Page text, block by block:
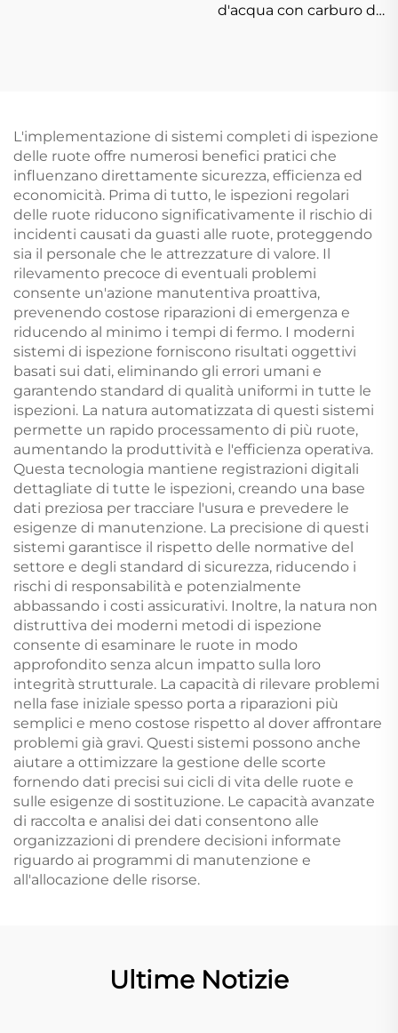
d'acqua con carburo di
L'implementazione di sistemi completi di ispezione
delle ruote offre numerosi benefici pratici che
influenzano direttamente sicurezza, efficienza ed
economicità. Prima di tutto, le ispezioni regolari
delle ruote riducono significativamente il rischio di
incidenti causati da guasti alle ruote, proteggendo
sia il personale che le attrezzature di valore. Il
rilevamento precoce di eventuali problemi
consente un'azione manutentiva proattiva,
prevenendo costose riparazioni di emergenza e
riducendo al minimo i tempi di fermo. I moderni
sistemi di ispezione forniscono risultati oggettivi
basati sui dati, eliminando gli errori umani e
garantendo standard di qualità uniformi in tutte le
ispezioni. La natura automatizzata di questi sistemi
permette un rapido processamento di più ruote,
aumentando la produttività e l'efficienza operativa.
Questa tecnologia mantiene registrazioni digitali
dettagliate di tutte le ispezioni, creando una base
dati preziosa per tracciare l'usura e prevedere le
esigenze di manutenzione. La precisione di questi
sistemi garantisce il rispetto delle normative del
settore e degli standard di sicurezza, riducendo i
rischi di responsabilità e potenzialmente
abbassando i costi assicurativi. Inoltre, la natura non
distruttiva dei moderni metodi di ispezione
consente di esaminare le ruote in modo
approfondito senza alcun impatto sulla loro
integrità strutturale. La capacità di rilevare problemi
nella fase iniziale spesso porta a riparazioni più
semplici e meno costose rispetto al dover affrontare
problemi già gravi. Questi sistemi possono anche
aiutare a ottimizzare la gestione delle scorte
fornendo dati precisi sui cicli di vita delle ruote e
sulle esigenze di sostituzione. Le capacità avanzate
di raccolta e analisi dei dati consentono alle
organizzazioni di prendere decisioni informate
riguardo ai programmi di manutenzione e
all'allocazione delle risorse.
Ultime Notizie